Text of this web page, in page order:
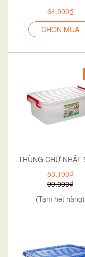
64.900₫
CHỌN MUA
53.100₫
99.000₫
(Tạm hết hàng)